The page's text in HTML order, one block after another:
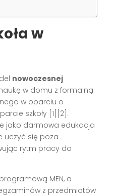
w
nowoczesnej
w domu z formalną
w oparciu o
szkoły [1][2].
jako darmowa edukacja
uczyć się poza
rytm pracy do
MEN, a
z przedmiotów